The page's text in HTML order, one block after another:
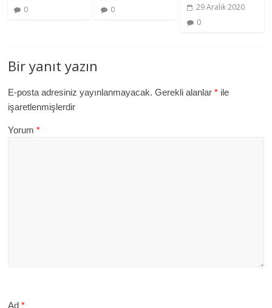
0
0
29 Aralık 2020
0
Bir yanıt yazın
E-posta adresiniz yayınlanmayacak. Gerekli alanlar* ile
işaretlenmişlerdir
Yorum*
Ad*